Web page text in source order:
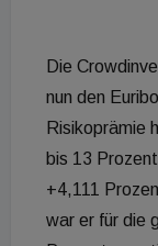
Die
nun den
Risikoprämie
bis 13
+4,111
war er für die